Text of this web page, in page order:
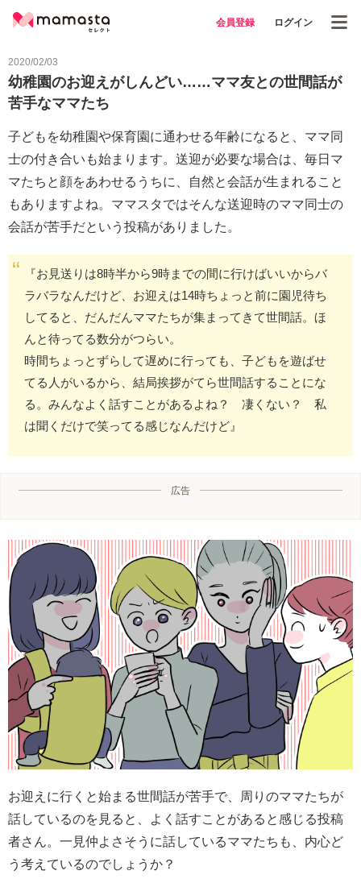
会員登録 ログイン
2020/02/03
幼稚園のお迎えがしんどい……ママ友との世間話が
苦手なママたち
子どもを幼稚園や保育園に通わせる年齢になると、ママ同
士の付き合いも始まります。送迎が必要な場合は、毎日マ
マたちと顔をあわせるうちに、自然と会話が生まれること
もありますよね。ママスタではそんな送迎時のママ同士の
会話が苦手だという投稿がありました。
『お見送りは8時半から9時までの間に行けばいいからバ
ラバラなんだけど、お迎えは14時ちょっと前に園児待ち
してると、だんだんママたちが集まってきて世間話。ほ
んと待ってる数分がつらい。
時間ちょっとずらして遅めに行っても、子どもを遊ばせ
てる人がいるから、結局挨拶がてら世間話することにな
る。みんなよく話すことがあるよね？ 凄くない？ 私
は聞くだけで笑ってる感じなんだけど』
広告
お迎えに行くと始まる世間話が苦手で、周りのママたちが
話しているのを見ると、よく話すことがあると感じる投稿
者さん。一見仲よさそうに話しているママたちも、内心ど
う考えているのでしょうか？